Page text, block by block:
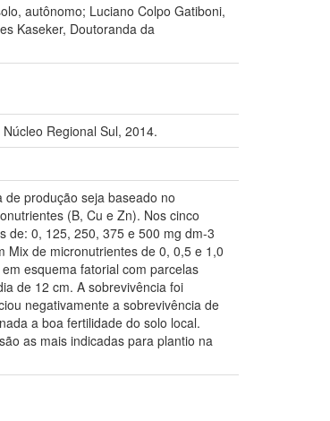
autônomo; Luciano Colpo Gatiboni,
Kaseker, Doutoranda da
Regional Sul, 2014.
produção seja baseado no
(B, Cu e Zn). Nos cinco
de: 0, 125, 250, 375 e 500 mg dm-3
Mix de micronutrientes de 0, 0,5 e 1,0
esquema fatorial com parcelas
de 12 cm. A sobrevivência foi
negativamente a sobrevivência de
a boa fertilidade do solo local.
as mais indicadas para plantio na